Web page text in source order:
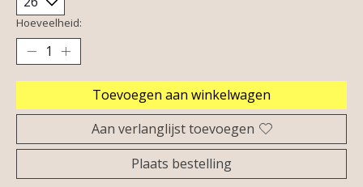
Hoeveelheid:
Toevoegen aan winkelwagen
Aan verlanglijst toevoegen
Plaats bestelling